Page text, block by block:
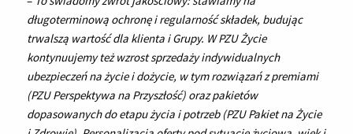
długoterminową ochronę i regularność składek, budując
trwalszą wartość dla klienta i Grupy. W PZU Życie
kontynuujemy też wzrost sprzedaży indywidualnych
ubezpieczeń na życie i dożycie, w tym rozwiązań z premiami
(PZU Perspektywa na Przyszłość) oraz pakietów
dopasowanych do etapu życia i potrzeb (PZU Pakiet na Życie